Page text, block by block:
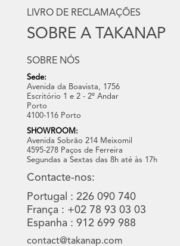
LIVRO DE RECLAMAÇÕES
SOBRE A TAKANAP
SOBRE NÓS
Sede:
Avenida da Boavista, 1756
Escritório 1 e 2 - 2º Andar
Porto
4100-116 Porto
SHOWROOM:
Avenida Sobrão 214 Meixomil
4595-278 Paços de Ferreira
Segundas a Sextas das 8h até às 17h
Contacte-nos:
Portugal : 226 090 740
França : +02 78 93 03 03
Espanha : 912 699 988
contact@takanap.com